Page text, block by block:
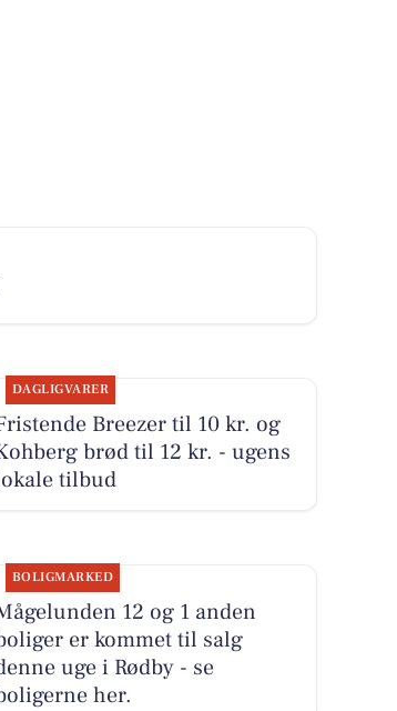
DAGLIGVARER
Breezer til 10 kr. og
brød til 12 kr. - ugens
tilbud
BOLIGMARKED
12 og 1 anden
er kommet til salg
uge i Rødby - se
her.